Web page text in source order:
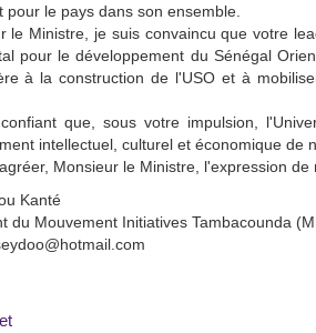
pour le pays dans son ensemble.
le Ministre, je suis convaincu que votre
pour le développement du Sénégal
à la construction de l'USO et à
que, sous votre impulsion,
intellectuel, culturel et économique de
Monsieur le Ministre, l'expression
Kanté
du Mouvement Initiatives Tambacounda